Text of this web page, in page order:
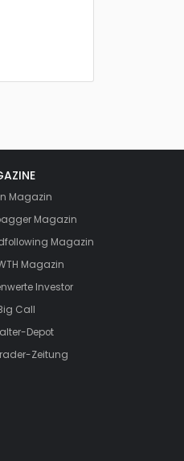
Magazin
Magazin
Magazin
Magazin
Investor
Call
Depot
Zeitung